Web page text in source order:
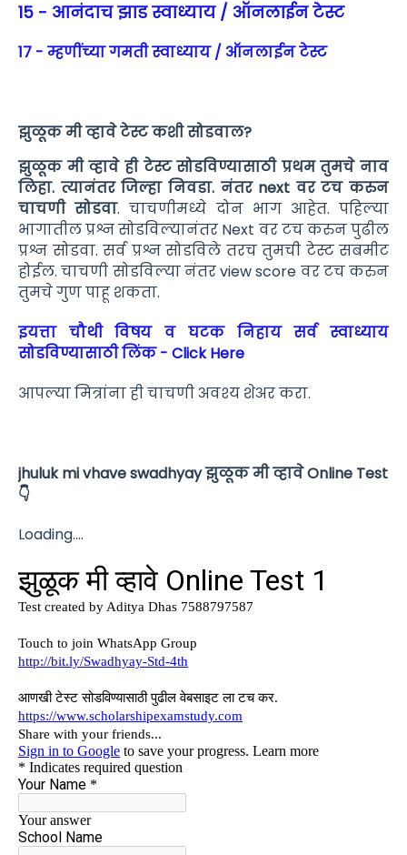
15 - आनंदाच झाड स्वाध्याय / ऑनलाईन टेस्ट
17 - म्हणींच्या गमती स्वाध्याय / ऑनलाईन टेस्ट
झुळूक मी व्हावे टेस्ट कशी सोडवाल?
झुळूक मी व्हावे ही टेस्ट सोडविण्यासाठी प्रथम तुमचे नाव
लिहा. त्यानंतर जिल्हा निवडा. नंतर next वर टच करुन
चाचणी सोडवा. चाचणीमध्ये दोन भाग आहेत. पहिल्या
भागातील प्रश्न सोडविल्यानंतर Next वर टच करुन पुढील
प्रश्न सोडवा. सर्व प्रश्न सोडविले तरच तुमची टेस्ट सबमीट
होईल. चाचणी सोडविल्या नंतर view score वर टच करुन
तुमचे गुण पाहू शकता.
इयत्ता चौथी विषय व घटक निहाय सर्व स्वाध्याय
सोडविण्यासाठी लिंक - Click Here
आपल्या मित्रांना ही चाचणी अवश्य शेअर करा.
jhuluk mi vhave swadhyay झुळूक मी व्हावेOnline Test
👇
Loading....